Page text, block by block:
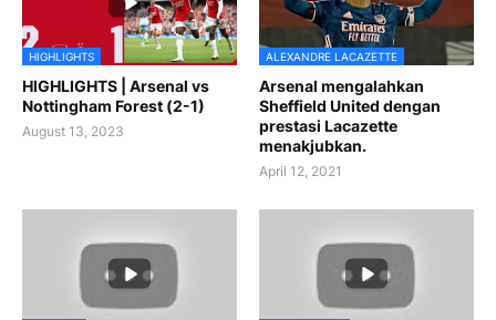
HIGHLIGHTS
HIGHLIGHTS | Arsenal vs
Nottingham Forest (2-1)
August 13, 2023
ALEXANDRE LACAZETTE
Arsenal mengalahkan
Sheffield United dengan
prestasi Lacazette
menakjubkan.
April 12, 2021